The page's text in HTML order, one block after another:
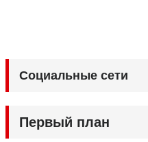
Социальные сети
Первый план